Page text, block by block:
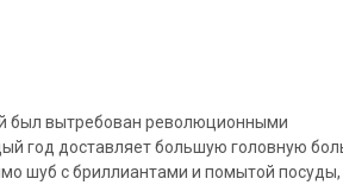
был вытребован революционными
год доставляет большую головную
шуб с бриллиантами и помытой посуды,